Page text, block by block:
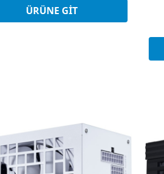
Peşin Fiyatına 3 Taksit
ÜRÜNE GIT